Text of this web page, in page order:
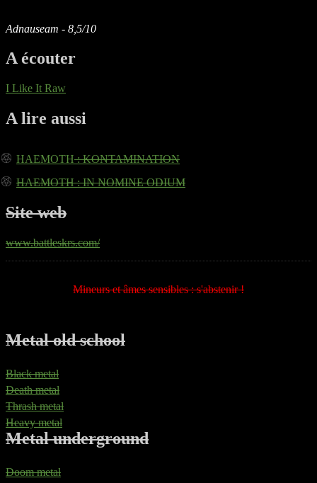
Adnauseam - 8,5/10
A écouter
I Like It Raw
A lire aussi
HAEMOTH: KONTAMINATION
HAEMOTH: IN NOMINE ODIUM
Site web
www.battleskrs.com/
Mineurs et âmes sensibles : s'abstenir !
Metal old school
Black metal
Death metal
Thrash metal
Heavy metal
Metal underground
Doom metal